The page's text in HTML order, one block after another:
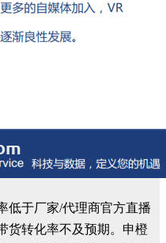
低于厂家/代理商官方直播
转化率不及预期。 申橙